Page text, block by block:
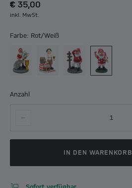
€ 35,00
inkl. MwSt.
Farbe: Rot/Weiß
Anzahl
1
IN DEN WARENKORB